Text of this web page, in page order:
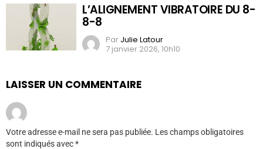
L’ALIGNEMENT VIBRATOIRE DU 8-
8-8
Par Julie Latour
7 janvier 2026, 10h10
LAISSER UN COMMENTAIRE
Votre adresse e-mail ne sera pas publiée. Les champs obligatoires
sont indiqués avec*